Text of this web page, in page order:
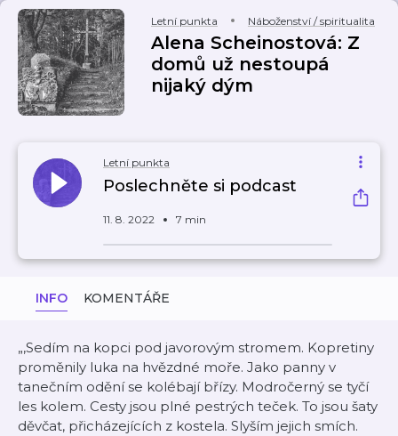
Letní punkta Náboženství / spiritualita
Alena Scheinostová: Z
domů už nestoupá
nijaký dým
Letní punkta
Poslechněte si podcast
11. 8. 2022 7 min
INFO KOMENTÁŘE
„‚Sedím na kopci pod javorovým stromem. Kopretiny
proměnily luka na hvězdné moře. Jako panny v
tanečním odění se kolébají břízy. Modročerný se tyčí
les kolem. Cesty jsou plné pestrých teček. To jsou šaty
děvčat, přicházejících z kostela. Slyším jejich smích.